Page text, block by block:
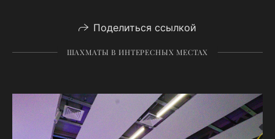
Поделиться ссылкой
ШАХМАТЫ В ИНТЕРЕСНЫХ МЕСТАХ